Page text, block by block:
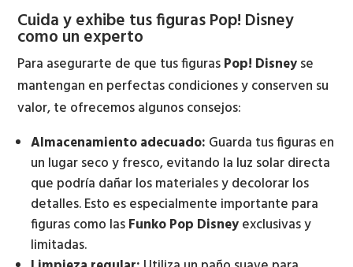
Cuida y exhibe tus figuras Pop! Disney
como un experto
Para asegurarte de que tus figurasPop! Disneyse
mantengan en perfectas condiciones y conserven su
valor, te ofrecemos algunos consejos:
Almacenamiento adecuado: Guarda tus figuras en
un lugar seco y fresco, evitando la luz solar directa
que podría dañar los materiales y decolorar los
detalles. Esto es especialmente importante para
figuras como lasFunko Pop Disneyexclusivas y
limitadas.